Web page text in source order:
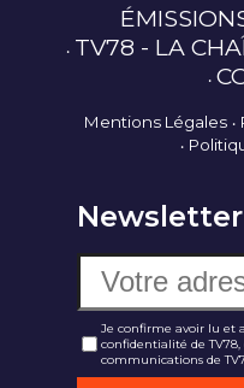
TV78 - LA
Mentions Légales
Newsletter
Je confirme avoir lu et
confidentialité de
communications de